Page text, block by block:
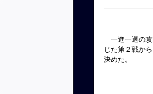
一進一退の
じた第２戦か
決めた。